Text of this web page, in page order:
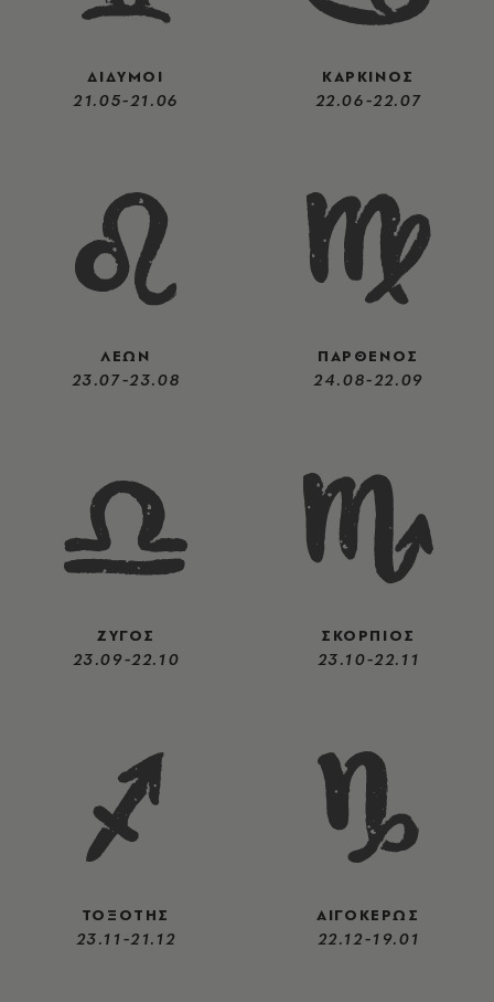
ΔΙΔΥΜΟΙ
21.05-21.06
ΚΑΡΚΙΝΟΣ
22.06-22.07
ΛΕΩΝ
23.07-23.08
ΠΑΡΘΕΝΟΣ
24.08-22.09
ΖΥΓΟΣ
23.09-22.10
ΣΚΟΡΠΙΟΣ
23.10-22.11
ΤΟΞΟΤΗΣ
23.11-21.12
ΑΙΓΟΚΕΡΩΣ
22.12-19.01